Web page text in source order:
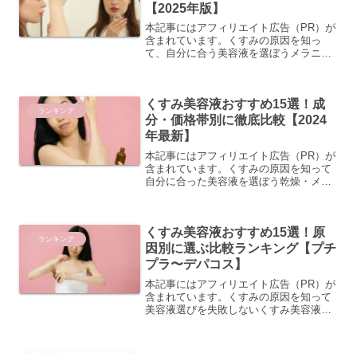
【2025年版】
本記事にはアフィリエイト広告（PR）が
含まれています。くすみの原因を知っ
て、自分に合う美容液を選ぼうメラニ
ラニン型」「乾燥型」「...
ランキング
くすみ美容液おすすめ15選！成
分・価格帯別に徹底比較【2024
年最新】
本記事にはアフィリエイト広告（PR）が
含まれています。くすみの原因を知って
自分に合った美容液を選ぼう乾燥・メラ
か？くすみといっても...
ランキング
くすみ美容液おすすめ15選！原
因別に選ぶ比較ランキング【プチ
プラ〜デパコス】
本記事にはアフィリエイト広告（PR）が
含まれています。くすみの原因を知って
美容液選びを失敗しないくすみ美容液を